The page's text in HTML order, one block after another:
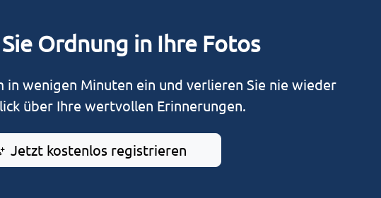
Ordnung in Ihre Fotos
in wenigen Minuten ein und verlieren Sie nie wieder
über Ihre wertvollen Erinnerungen.
Jetzt kostenlos registrieren